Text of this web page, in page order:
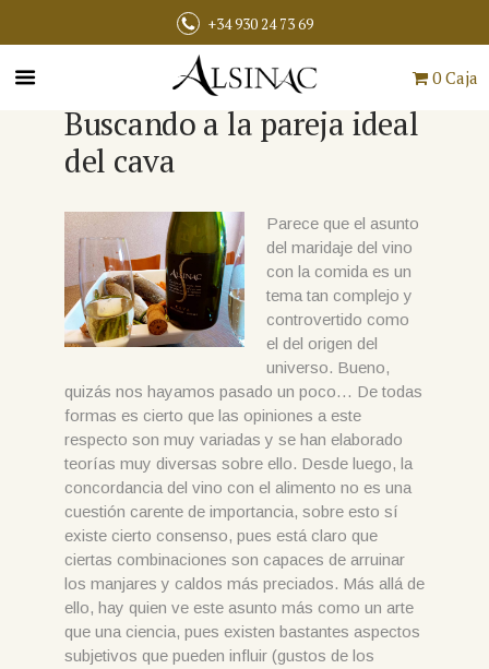
+34 930 24 73 69
0 Caja
Buscando a la pareja ideal
del cava
Parece que el asunto
del maridaje del vino
con la comida es un
tema tan complejo y
controvertido como
el del origen del
universo. Bueno,
quizás nos hayamos pasado un poco… De todas
formas es cierto que las opiniones a este
respecto son muy variadas y se han elaborado
teorías muy diversas sobre ello. Desde luego, la
concordancia del vino con el alimento no es una
cuestión carente de importancia, sobre esto sí
existe cierto consenso, pues está claro que
ciertas combinaciones son capaces de arruinar
los manjares y caldos más preciados. Más allá de
ello, hay quien ve este asunto más como un arte
que una ciencia, pues existen bastantes aspectos
subjetivos que pueden influir (gustos de los